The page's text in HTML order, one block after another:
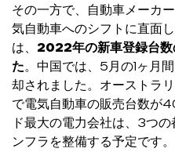
その一方で、自動車メーカ
気自動車へのシフトに直面
は、 2022年の新車登録台
た。中国では、5月の1ヶ月
却されました。オーストラ
で電気自動車の販売台数が
ド最大の電力会社は、3つ
ンフラを整備する予定です。